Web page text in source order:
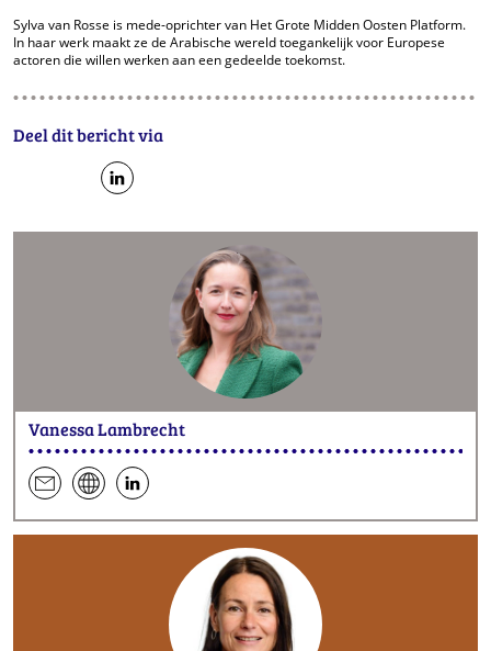
Sylva van Rosse is mede-oprichter van Het Grote Midden Oosten Platform.
In haar werk maakt ze de Arabische wereld toegankelijk voor Europese
actoren die willen werken aan een gedeelde toekomst.
Deel dit bericht via
FacebookTwitter
op
LinkedIn
Vanessa Lambrecht
een
e-
websitehen
op